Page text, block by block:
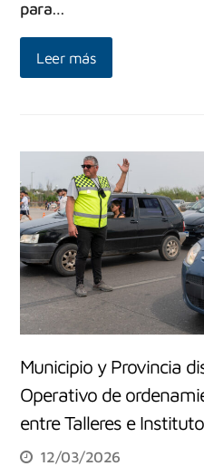
para…
Leer más
Municipio y Provincia
Operativo de
entre Talleres e Instituto
12/03/2026